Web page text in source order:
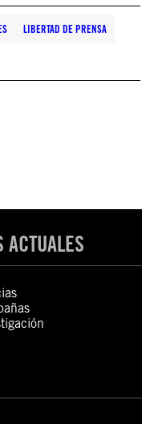
LIBERTAD DE PRENSA
ACTUALES